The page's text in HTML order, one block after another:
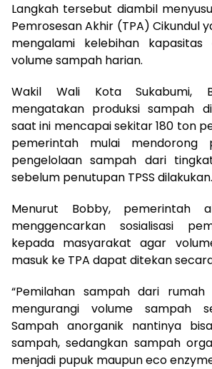
Langkah tersebut diambil
Pemrosesan Akhir (TPA) Cikundul
mengalami kelebihan
volume sampah harian.
Wakil Wali Kota Sukabumi,
mengatakan produksi sampah
saat ini mencapai sekitar 180 ton
pemerintah mulai mendorong
pengelolaan sampah dari
sebelum penutupan TPSS dilakukan.
Menurut Bobby, pemerintah
menggencarkan sosialisasi
kepada masyarakat agar
masuk ke TPA dapat ditekan
“Pemilahan sampah dari
mengurangi volume sampah
Sampah anorganik nantinya
sampah, sedangkan sampah
menjadi pupuk maupun eco